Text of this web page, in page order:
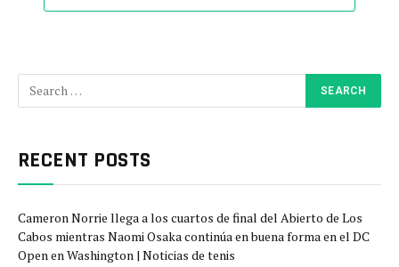
RECENT POSTS
Cameron Norrie llega a los cuartos de final del Abierto de Los
Cabos mientras Naomi Osaka continúa en buena forma en el DC
Open en Washington | Noticias de tenis